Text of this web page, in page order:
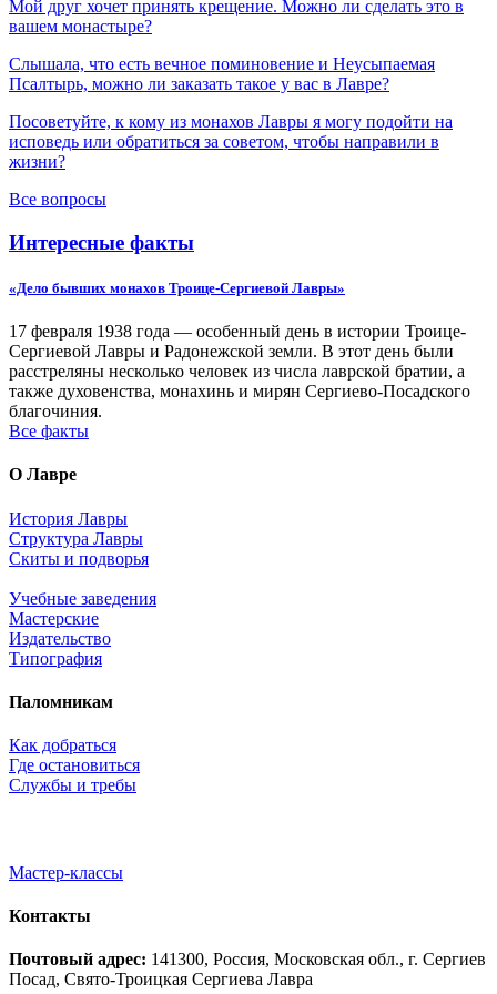
Мой друг хочет принять крещение. Можно ли сделать это в
вашем монастыре?
Слышала, что есть вечное поминовение и Неусыпаемая
Псалтырь, можно ли заказать такое у вас в Лавре?
Посоветуйте, к кому из монахов Лавры я могу подойти на
исповедь или обратиться за советом, чтобы направили в
жизни?
Все вопросы
Интересные факты
«Дело бывших монахов Троице-Сергиевой Лавры»
17 февраля 1938 года — особенный день в истории Троице-
Сергиевой Лавры и Радонежской земли. В этот день были
расстреляны несколько человек из числа лаврской братии, а
также духовенства, монахинь и мирян Сергиево-Посадского
благочиния.
Все факты
О Лавре
История Лавры
Структура Лавры
Скиты и подворья
Учебные заведения
Мастерские
Издательство
Типография
Паломникам
Как добраться
Где остановиться
Службы и требы
Мастер-классы
Контакты
Почтовый адрес: 141300, Россия, Московская обл., г. Сергиев
Посад, Свято-Троицкая Сергиева Лавра